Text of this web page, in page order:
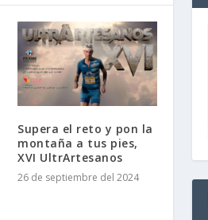
Supera el reto y pon la
montaña a tus pies,
XVI UltrArtesanos
26 de septiembre del 2024